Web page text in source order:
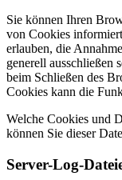
Sie können Ihren
von Cookies
erlauben, die
generell ausschließen
beim Schließen des
Cookies kann die
Welche Cookies und
können Sie dieser
Server-Log-